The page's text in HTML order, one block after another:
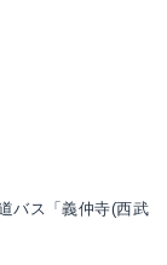
バス「義仲寺(西武